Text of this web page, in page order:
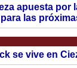
apuesta
las
se vive en